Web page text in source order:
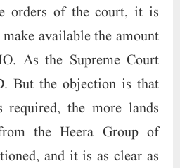
orders of the court, it is
available the amount
As the Supreme Court
But the objection is that
the more lands
the Heera Group of
and it is as clear as